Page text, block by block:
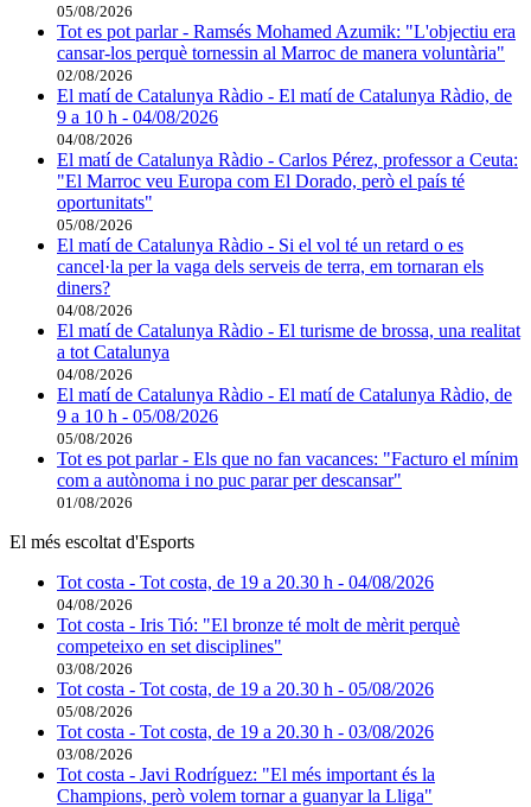
05/08/2026
Tot es pot parlar - Ramsés Mohamed Azumik: "L'objectiu era
cansar-los perquè tornessin al Marroc de manera voluntària"
02/08/2026
El matí de Catalunya Ràdio - El matí de Catalunya Ràdio, de
9 a 10 h - 04/08/2026
04/08/2026
El matí de Catalunya Ràdio - Carlos Pérez, professor a Ceuta:
"El Marroc veu Europa com El Dorado, però el país té
oportunitats"
05/08/2026
El matí de Catalunya Ràdio - Si el vol té un retard o es
cancel·la per la vaga dels serveis de terra, em tornaran els
diners?
04/08/2026
El matí de Catalunya Ràdio - El turisme de brossa, una realitat
a tot Catalunya
04/08/2026
El matí de Catalunya Ràdio - El matí de Catalunya Ràdio, de
9 a 10 h - 05/08/2026
05/08/2026
Tot es pot parlar - Els que no fan vacances: "Facturo el mínim
com a autònoma i no puc parar per descansar"
01/08/2026
El més escoltat d'Esports
Tot costa - Tot costa, de 19 a 20.30 h - 04/08/2026
04/08/2026
Tot costa - Iris Tió: "El bronze té molt de mèrit perquè
competeixo en set disciplines"
03/08/2026
Tot costa - Tot costa, de 19 a 20.30 h - 05/08/2026
05/08/2026
Tot costa - Tot costa, de 19 a 20.30 h - 03/08/2026
03/08/2026
Tot costa - Javi Rodríguez: "El més important és la
Champions, però volem tornar a guanyar la Lliga"